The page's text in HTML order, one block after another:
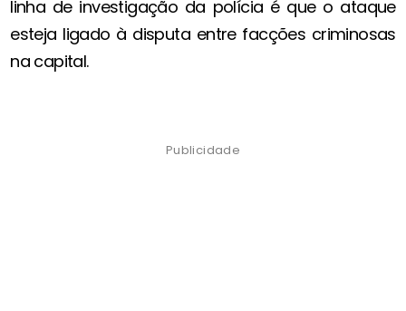
linha de investigação da polícia é que o ataque
esteja ligado à disputa entre facções criminosas
na capital.
Publicidade